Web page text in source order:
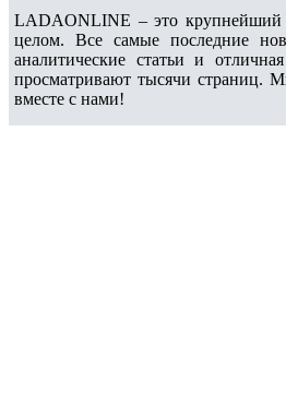
LADAONLINE – это крупнейший
целом. Все самые последние
аналитические статьи и
просматривают тысячи страниц.
вместе с нами!